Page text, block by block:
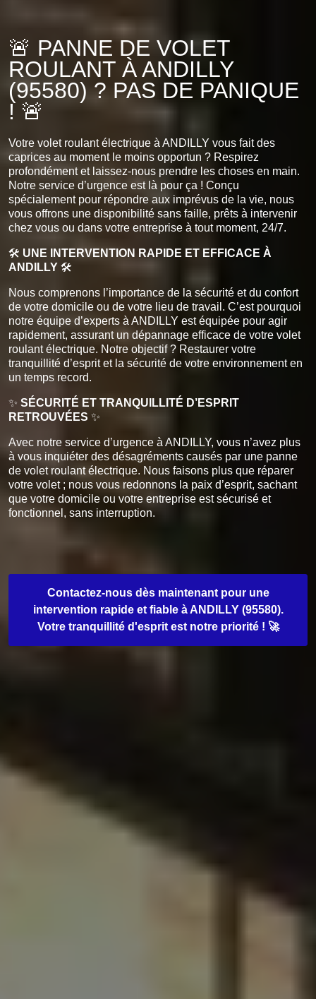
🚨 PANNE DE VOLET
ROULANT À ANDILLY
(95580) ? PAS DE PANIQUE
! 🚨
Votre volet roulant électrique à ANDILLY vous fait des
caprices au moment le moins opportun ? Respirez
profondément et laissez-nous prendre les choses en main.
Notre service d’urgence est là pour ça ! Conçu
spécialement pour répondre aux imprévus de la vie, nous
vous offrons une disponibilité sans faille, prêts à intervenir
chez vous ou dans votre entreprise à tout moment, 24/7.
🛠️ UNE INTERVENTION RAPIDE ET EFFICACE À
ANDILLY 🛠️
Nous comprenons l’importance de la sécurité et du confort
de votre domicile ou de votre lieu de travail. C’est pourquoi
notre équipe d’experts à ANDILLY est équipée pour agir
rapidement, assurant un dépannage efficace de votre volet
roulant électrique. Notre objectif ? Restaurer votre
tranquillité d’esprit et la sécurité de votre environnement en
un temps record.
✨ SÉCURITÉ ET TRANQUILLITÉ D’ESPRIT
RETROUVÉES ✨
Avec notre service d’urgence à ANDILLY, vous n’avez plus
à vous inquiéter des désagréments causés par une panne
de volet roulant électrique. Nous faisons plus que réparer
votre volet ; nous vous redonnons la paix d’esprit, sachant
que votre domicile ou votre entreprise est sécurisé et
fonctionnel, sans interruption.
Contactez-nous dès maintenant pour une
intervention rapide et fiable à ANDILLY (95580).
Votre tranquillité d'esprit est notre priorité ! 🚀